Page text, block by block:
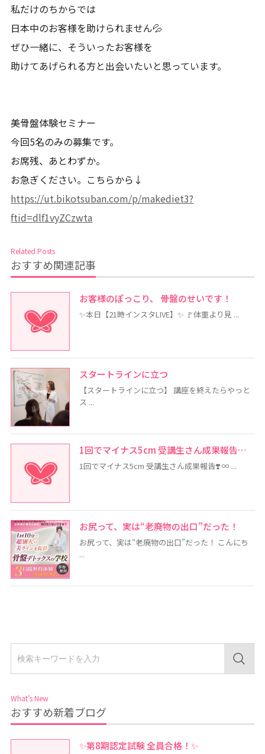
私だけのちからでは
日本中のお客様を助けられません💦
ぜひ一緒に、そういったお客様を
助けてあげられる方と出会いたいと思っています。
美骨盤体験セミナー
今回5名のみの募集です。
お席残、あとわずか。
お急ぎください。こちらから↓
https://ut.bikotsuban.com/p/makediet3?
ftid=dlf1vyZCzwta
Related Posts
おすすめ関連記事
お客様のぽっこり、 骨盤のせいです！
✨本日【21時インスタLIVE】✨ 🚩体重より見 ...
スタートラインに立つ
【スタートラインに立つ】 講座を終えたらやっと
ス ...
1回でマイナス5cm 受講生さん成果報告…
1回でマイナス5cm 受講生さん成果報告❣️ ∞ ...
お尻って、実は“老廃物の出口”だった！
お尻って、実は“老廃物の出口”だった！ こんにち
...
What's New
おすすめ新着ブログ
✨第8期認定試験 全員合格！✨